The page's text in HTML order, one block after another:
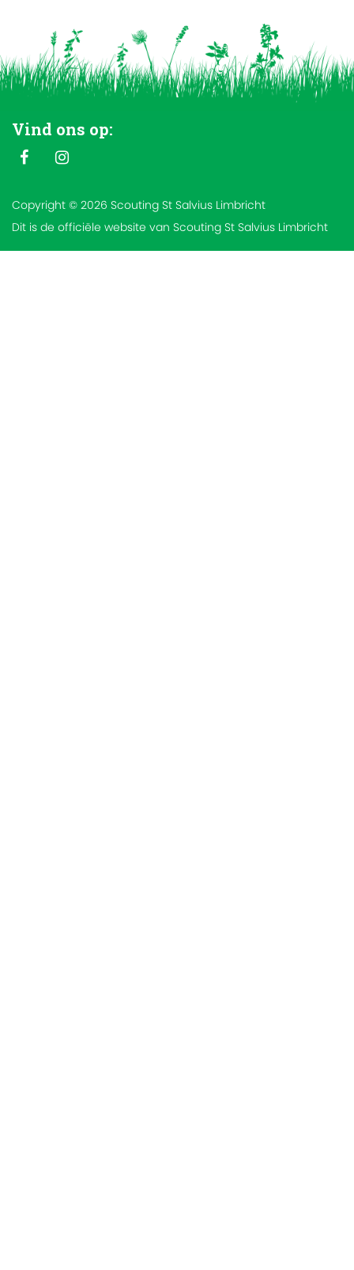
Vind ons op:
Copyright © 2026 Scouting St Salvius Limbricht
Dit is de officiële website van Scouting St Salvius Limbricht